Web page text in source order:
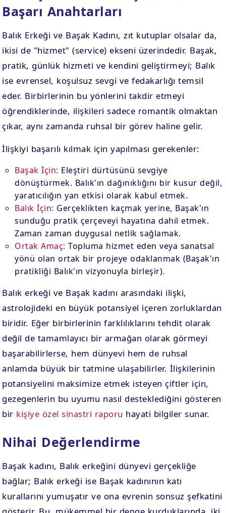
Başarı Anahtarları
Balık Erkeği ve Başak Kadını, zıt kutuplar olsalar da,
ikisi de "hizmet" (service) ekseni üzerindedir. Başak,
pratik, günlük hizmeti ve kendini geliştirmeyi; Balık
ise evrensel, koşulsuz sevgi ve fedakarlığı temsil
eder. Birbirlerinin bu yönlerini takdir etmeyi
öğrendiklerinde, ilişkileri sadece romantik olmaktan
çıkar, aynı zamanda ruhsal bir görev haline gelir.
İlişkiyi başarılı kılmak için yapılması gerekenler:
Başak İçin: Eleştiri dürtüsünü sevgiye
dönüştürmek. Balık'ın dağınıklığını bir kusur değil,
yaratıcılığın yan etkisi olarak kabul etmek.
Balık İçin: Gerçeklikten kaçmak yerine, Başak'ın
sunduğu pratik çerçeveyi hayatına dahil etmek.
Zaman zaman duygusal netlik sağlamak.
Ortak Amaç: Topluma hizmet eden veya sanatsal
yönü olan ortak bir projeye odaklanmak (Başak'ın
pratikliği Balık'ın vizyonuyla birleşir).
Balık erkeği ve Başak kadını arasındaki ilişki,
astrolojideki en büyük potansiyel içeren zorluklardan
biridir. Eğer birbirlerinin farklılıklarını tehdit olarak
değil de tamamlayıcı bir armağan olarak görmeyi
başarabilirlerse, hem dünyevi hem de ruhsal
anlamda büyük bir tatmine ulaşabilirler. İlişkilerinin
potansiyelini maksimize etmek isteyen çiftler için,
gezegenlerin bu uyumu nasıl desteklediğini gösteren
bir kişiye özel sinastri raporu hayati bilgiler sunar.
Nihai Değerlendirme
Başak kadını, Balık erkeğini dünyevi gerçekliğe
bağlar; Balık erkeği ise Başak kadınının katı
kurallarını yumuşatır ve ona evrenin sonsuz şefkatini